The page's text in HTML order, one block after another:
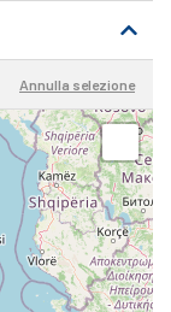
Annulla selezione